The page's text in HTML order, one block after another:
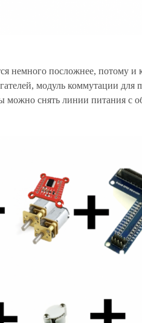
немного посложнее, потому
модуль коммутации
можно снять линии питания с